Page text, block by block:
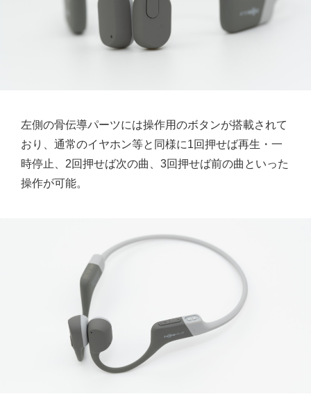
左側の骨伝導パーツには操作用のボタンが搭載されて
おり、通常のイヤホン等と同様に1回押せば再生・一
時停止、2回押せば次の曲、3回押せば前の曲といった
操作が可能。